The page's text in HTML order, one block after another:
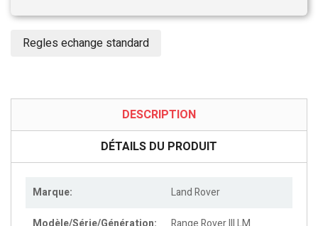
Regles echange standard
DESCRIPTION
DÉTAILS DU PRODUIT
Marque: Land Rover